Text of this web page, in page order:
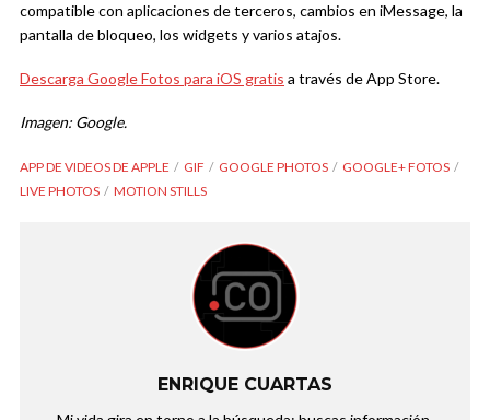
compatible con aplicaciones de terceros, cambios en iMessage, la
pantalla de bloqueo, los widgets y varios atajos.
Descarga Google Fotos para iOS gratis a través de App Store.
Imagen: Google.
APP DE VIDEOS DE APPLE GIF GOOGLE PHOTOS
GOOGLE+ FOTOS
LIVE PHOTOS
MOTION STILLS
ENRIQUE CUARTAS